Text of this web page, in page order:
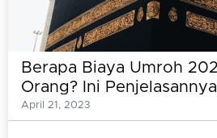
Berapa Biaya Umroh
Orang? Ini Penjelasannya
April 21, 2023